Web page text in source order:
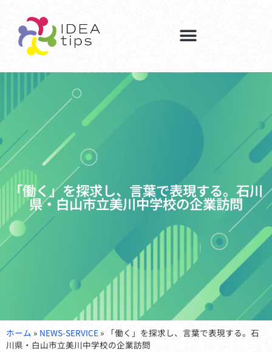
「働く」を探求し、言葉で表現する。石川
県・白山市立美川中学校の企業訪問
ホーム » NEWS-SERVICE » 「働く」を探求し、言葉で表現する。石
川県・白山市立美川中学校の企業訪問